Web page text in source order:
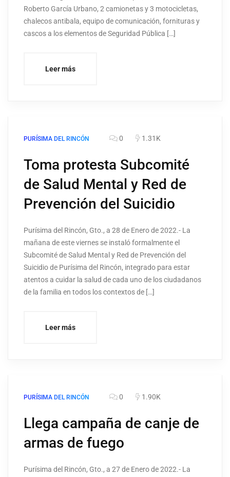
Roberto García Urbano, 2 camionetas y 3 motocicletas,
chalecos antibala, equipo de comunicación, fornituras y
cascos a los elementos de Seguridad Pública […]
Leer más
PURÍSIMA DEL RINCÓN 0 1.31K
Toma protesta Subcomité
de Salud Mental y Red de
Prevención del Suicidio
Purísima del Rincón, Gto., a 28 de Enero de 2022.- La
mañana de este viernes se instaló formalmente el
Subcomité de Salud Mental y Red de Prevención del
Suicidio de Purísima del Rincón, integrado para estar
atentos a cuidar la salud de cada uno de los ciudadanos
de la familia en todos los contextos de […]
Leer más
PURÍSIMA DEL RINCÓN 0 1.90K
Llega campaña de canje de
armas de fuego
Purísima del Rincón, Gto., a 27 de Enero de 2022.- La